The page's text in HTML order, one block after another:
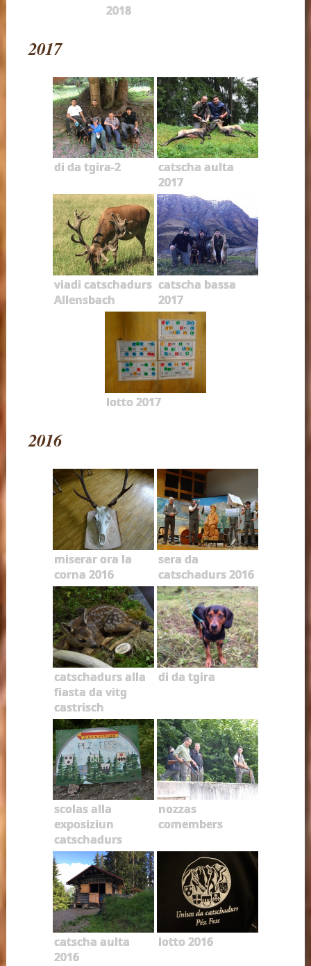
2018
2017
di da tgira-2
catscha aulta
2017
viadi catschadurs
Allensbach
catscha bassa
2017
lotto 2017
2016
miserar ora la
corna 2016
sera da
catschadurs 2016
catschadurs alla
fiasta da vitg
castrisch
di da tgira
scolas alla
exposiziun
catschadurs
nozzas
comembers
catscha aulta
2016
lotto 2016